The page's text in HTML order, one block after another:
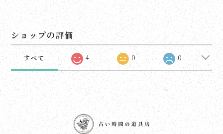
ショップの評価
すべて 4 0 0